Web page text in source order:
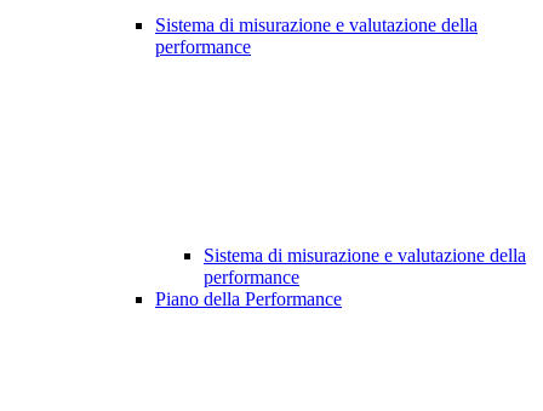
Sistema di misurazione e valutazione della
performance
Sistema di misurazione e valutazione della
performance
Piano della Performance